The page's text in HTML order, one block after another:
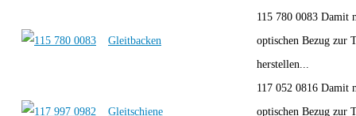
Gleitbacken
115 780 0083 Damit
optischen Bezug zur
herstellen...
Gleitschiene
117 052 0816 Damit
optischen Bezug zur